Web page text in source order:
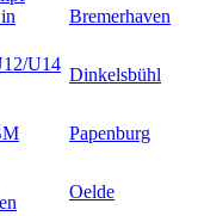
Bremerhaven
U14
Dinkelsbühl
Papenburg
Oelde